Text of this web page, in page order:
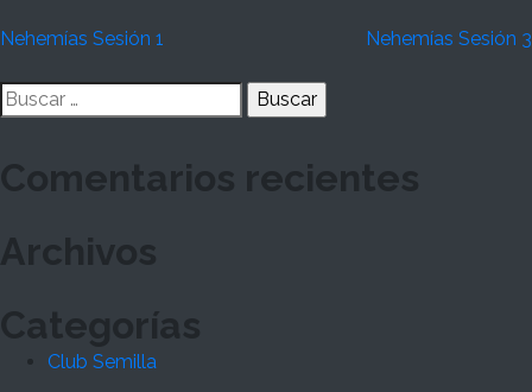
Navegación
de
Nehemías Sesión 1 Nehemías Sesión 3
Buscar:
Comentarios recientes
Archivos
Categorías
Club Semilla